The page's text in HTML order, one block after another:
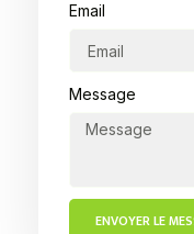
Email
Message
ENVOYER LE